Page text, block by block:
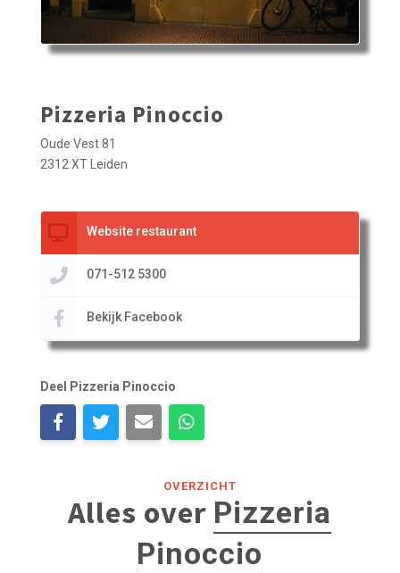
Pizzeria Pinoccio
Oude Vest 81
2312 XT Leiden
Website restaurant
071-512 5300
Bekijk Facebook
Deel Pizzeria Pinoccio
OVERZICHT
Alles over Pizzeria
Pinoccio